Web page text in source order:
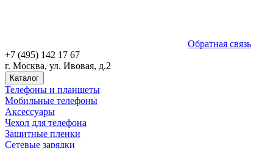
Обратная связь
+7 (495) 142 17 67
г. Москва, ул. Ивовая, д.2
Каталог
Телефоны и планшеты
Мобильные телефоны
Аксессуары
Чехол для телефона
Защитные пленки
Сетевые зарядки